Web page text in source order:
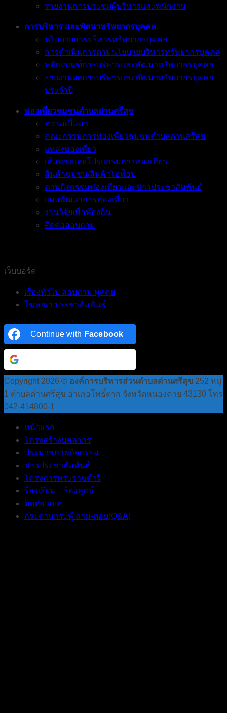
รายงานการประชุมผู้บริหารและพนักงาน
การบริหาร และพัตนาทรัพยากรบุคคล
นโยบายการบริหารทรัพยากรบุคคล
การดำเนินการตามนโยบายบริหารทรัพยากรบุคคล
หลักเกณฑ์การบริหารและพัฒนาทรัพยากรบุคคล
รายงานผลการบริหารและพัฒนาทรัพยากรบุคคล
ประจำปี
ท่องเที่ยวชุมชนตำบลด่านศรีสุข
ความเป็นมา
คณะกรรมการท่องเที่ยวชุมชนตำบลด่านศรีสุข
แหล่งท่องเที่ยว
เส้นทางและโปรแกรมการท่องเที่ยว
สินค้าชุมชน/สินค้าโอท็อป
ภาพกิจกรรมท่องเที่ยวและข่าวประชาสัมพันธ์
แผนพัฒนาการท่องเที่ยว
งานวิจัยเพื่อท้องถิ่น
ติดต่อสอบถาม
เว็บบอร์ด
เรื่องทั่วไป สอบถาม พูดคุย
โฆษณา ประชาสัมพันธ์
Continue with Facebook
Copyright 2026 © องค์การบริหารส่วนตำบลด่านศรีสุข 252 หมู่
1 ตำบลด่านศรีสุข อำเภอโพธิ์ตาก จังหวัดหนองคาย 43130 โทร
042-414800-1
หน้าแรก
โครงสร้างบุคลากร
ประมวลภาพกิจกรรม
ข่าวประชาสัมพันธ์
โครงการพระราชดำริ
ร้องเรียน – ร้องทุกข์
ติดต่อ อบต.
กระดานกระทู้ ถาม-ตอบ(Q&A)